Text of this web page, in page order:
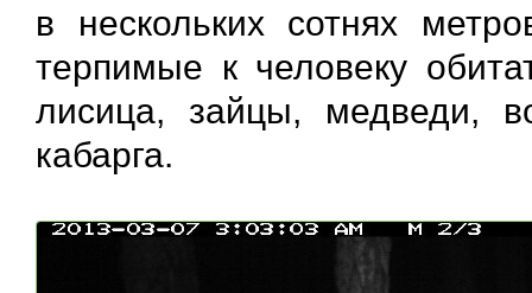
в нескольких сотнях
терпимые к человеку
лисица, зайцы, медведи,
кабарга.